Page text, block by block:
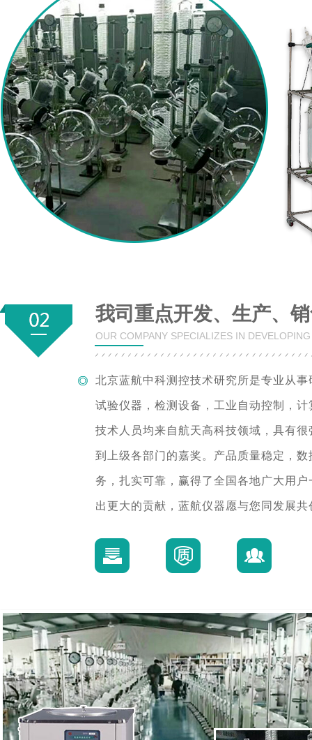
我司重点开发、生产、
OUR COMPANY SPECIALIZES IN
北京蓝航中科测控技术研究所是专业从
试验仪器，检测设备，工业自动控制，
技术人员均来自航天高科技领域，具有
到上级各部门的嘉奖。产品质量稳定，
务，扎实可靠，赢得了全国各地广大用
出更大的贡献，蓝航仪器愿与您同发展共